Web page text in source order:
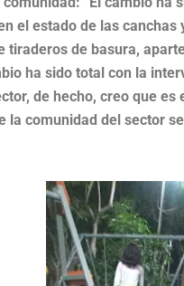
el estado de las
tiraderos de basura,
ha sido total con la
de hecho, creo que
la comunidad del sector